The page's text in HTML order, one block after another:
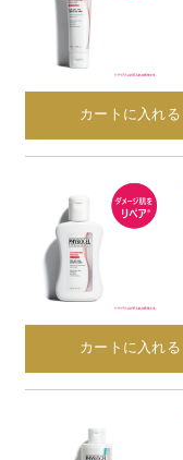
カートに入れる
カートに入れる